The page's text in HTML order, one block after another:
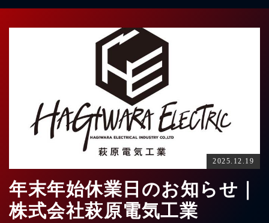
2025.12.19
年末年始休業日のお知らせ｜
株式会社萩原電気工業